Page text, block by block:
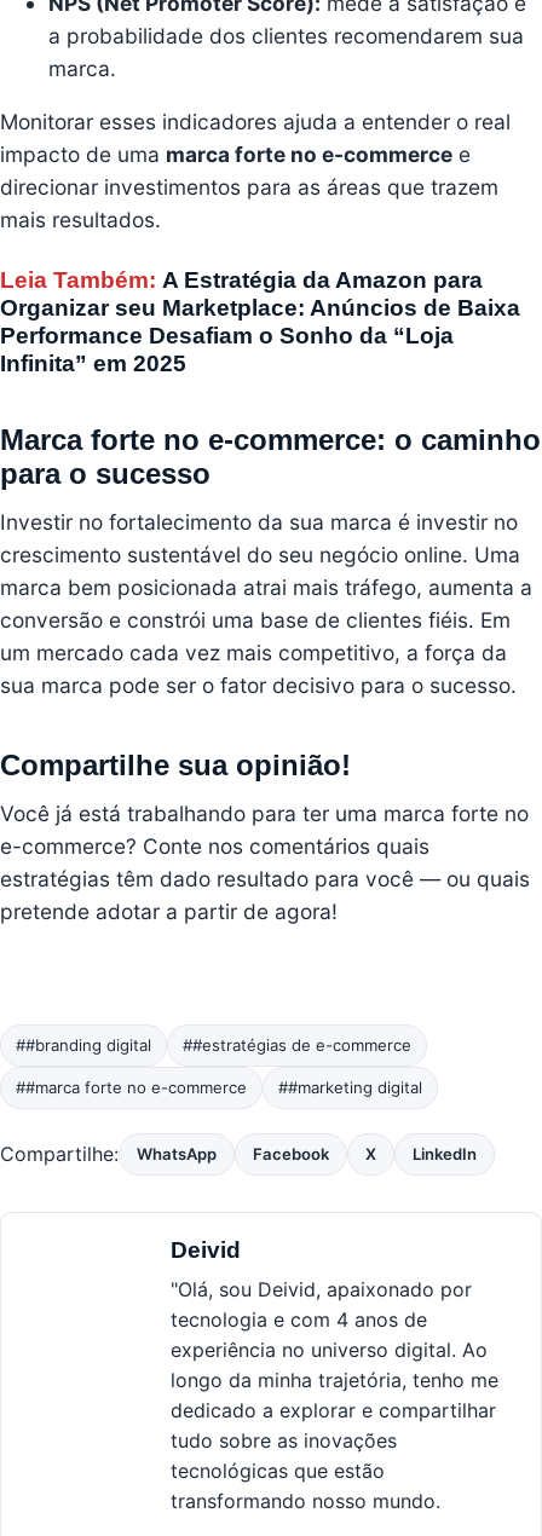
a probabilidade dos clientes recomendarem sua
marca.
Monitorar esses indicadores ajuda a entender o real
impacto de uma marca forte no e-commerce e
direcionar investimentos para as áreas que trazem
mais resultados.
Leia Também: A Estratégia da Amazon para
Organizar seu Marketplace: Anúncios de Baixa
Performance Desafiam o Sonho da “Loja
Infinita” em 2025
Marca forte no e-commerce: o caminho
para o sucesso
Investir no fortalecimento da sua marca é investir no
crescimento sustentável do seu negócio online. Uma
marca bem posicionada atrai mais tráfego, aumenta a
conversão e constrói uma base de clientes fiéis. Em
um mercado cada vez mais competitivo, a força da
sua marca pode ser o fator decisivo para o sucesso.
Compartilhe sua opinião!
Você já está trabalhando para ter uma marca forte no
e-commerce? Conte nos comentários quais
estratégias têm dado resultado para você — ou quais
pretende adotar a partir de agora!
##branding digital ##estratégias de e-commerce
##marca forte no e-commerce ##marketing digital
Compartilhe: WhatsApp Facebook X LinkedIn
Deivid
"Olá, sou Deivid, apaixonado por
tecnologia e com 4 anos de
experiência no universo digital. Ao
longo da minha trajetória, tenho me
dedicado a explorar e compartilhar
tudo sobre as inovações
tecnológicas que estão
transformando nosso mundo.